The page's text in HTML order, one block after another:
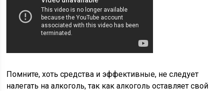
Помните, хоть средства и эффективные, не следует
налегать на алкоголь, так как алкоголь оставляет свой